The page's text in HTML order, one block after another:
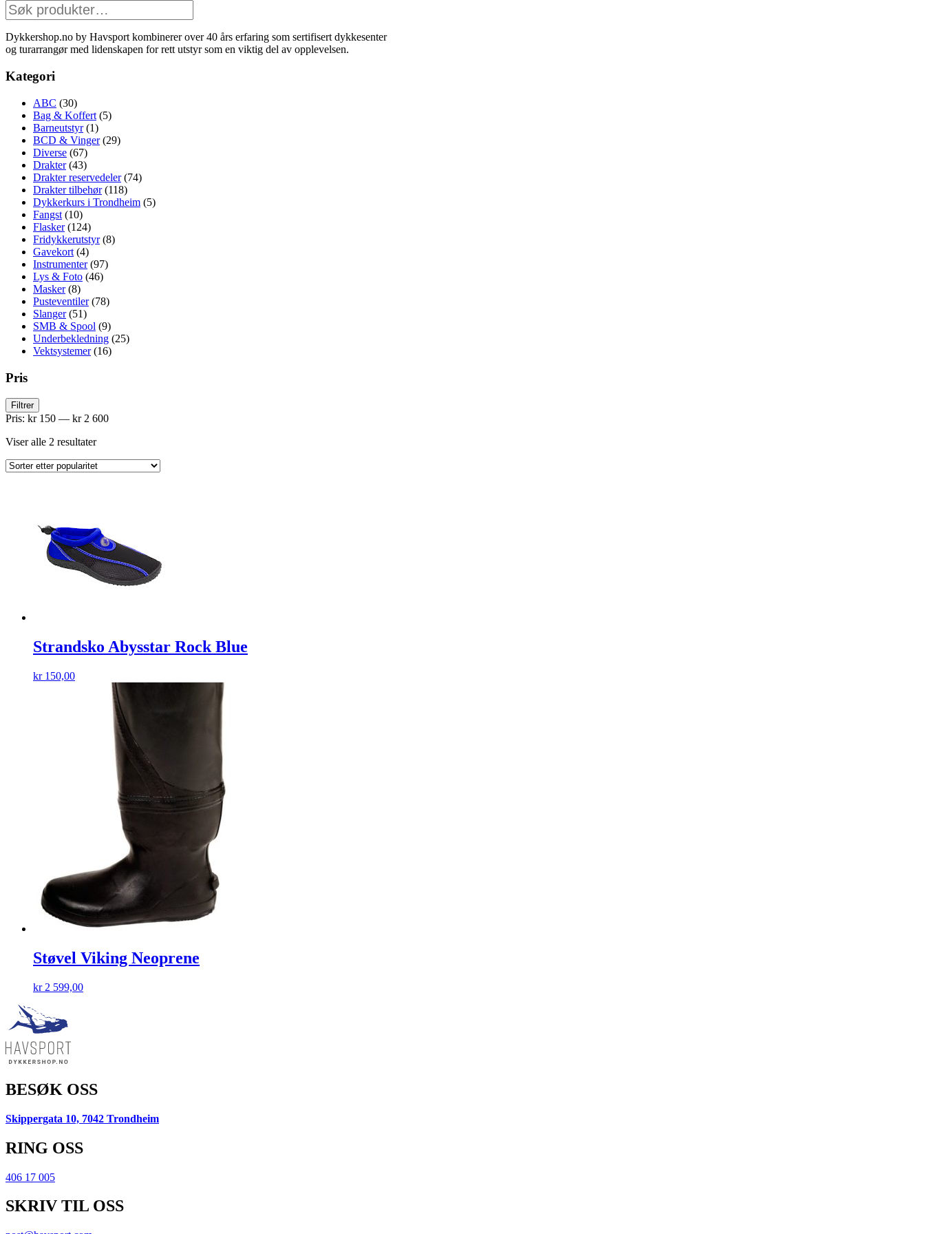
Søk
etter:
Dykkershop.no by Havsport kombinerer over 40 års erfaring som sertifisert dykkesenter
og turarrangør med lidenskapen for rett utstyr som en viktig del av opplevelsen.
Kategori
ABC (30)
Bag & Koffert (5)
Barneutstyr (1)
BCD & Vinger (29)
Diverse (67)
Drakter (43)
Drakter reservedeler (74)
Drakter tilbehør (118)
Dykkerkurs i Trondheim (5)
Fangst (10)
Flasker (124)
Fridykkerutstyr (8)
Gavekort (4)
Instrumenter (97)
Lys & Foto (46)
Masker (8)
Pusteventiler (78)
Slanger (51)
SMB & Spool (9)
Underbekledning (25)
Vektsystemer (16)
Pris
Min.
pris
Makspris
Filtrer
Pris: kr 150 — kr 2 600
Viser alle 2 resultaterSortert
propularitet
Strandsko Abysstar Rock Blue
kr150,00
Støvel Viking Neoprene
kr2 599,00
BESØK OSS
Skippergata 10, 7042 Trondheim
RING OSS
406 17 005
SKRIV TIL OSS